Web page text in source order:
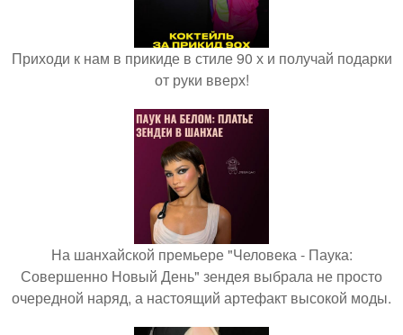
Приходи к нам в прикиде в стиле 90 х и получай подарки
от руки вверх!
На шанхайской премьере "Человека - Паука:
Совершенно Новый День" зендея выбрала не просто
очередной наряд, а настоящий артефакт высокой моды.